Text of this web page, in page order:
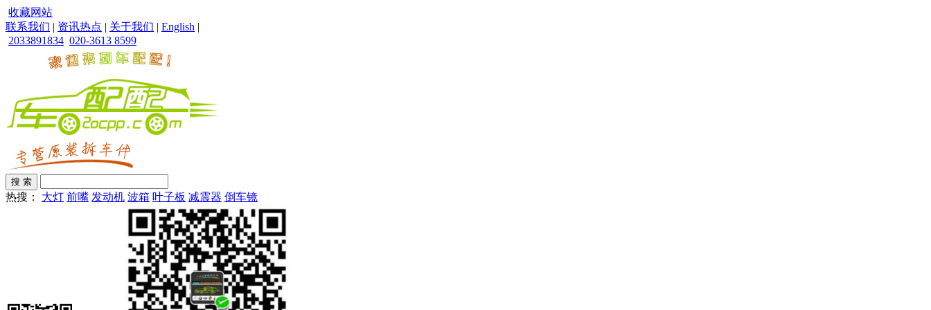
收藏网站
联系我们 | 资讯热点 | 关于我们 | English |
2033891834 020-3613 8599
热搜： 大灯 前嘴 发动机 波箱 叶子板 减震器 倒车镜